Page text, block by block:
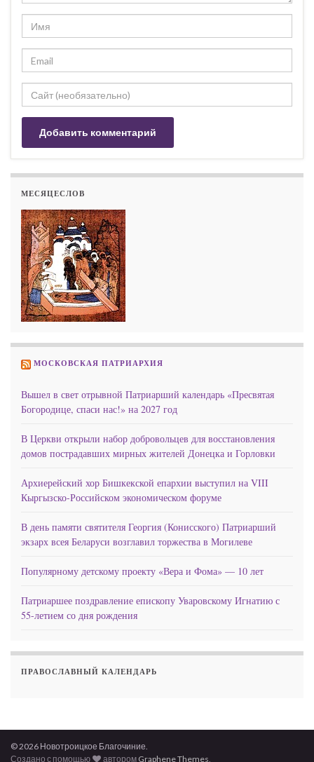
МЕСЯЦЕСЛОВ
МОСКОВСКАЯ ПАТРИАРХИЯ
Вышел в свет отрывной Патриарший календарь «Пресвятая
Богородице, спаси нас!» на 2027 год
В Церкви открыли набор добровольцев для восстановления
домов пострадавших мирных жителей Донецка и Горловки
Архиерейский хор Бишкекской епархии выступил на VIII
Кыргызско-Российском экономическом форуме
В день памяти святителя Георгия (Конисского) Патриарший
экзарх всея Беларуси возглавил торжества в Могилеве
Популярному детскому проекту «Вера и Фома» — 10 лет
Патриаршее поздравление епископу Уваровскому Игнатию с
55-летием со дня рождения
ПРАВОСЛАВНЫЙ КАЛЕНДАРЬ
© 2026 Новотроицкое Благочиние.
Создано с помощью
автором Graphene Themes